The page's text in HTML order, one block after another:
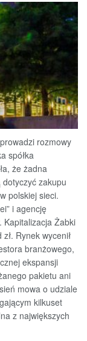
rozmowy
spółka
że żadna
zakupu
polskiej sieci.
i agencję
Kapitalizacja Żabki
Rynek wycenił
branżowego,
ekspansji
pakietu ani
mowa o udziale
kilkuset
z największych